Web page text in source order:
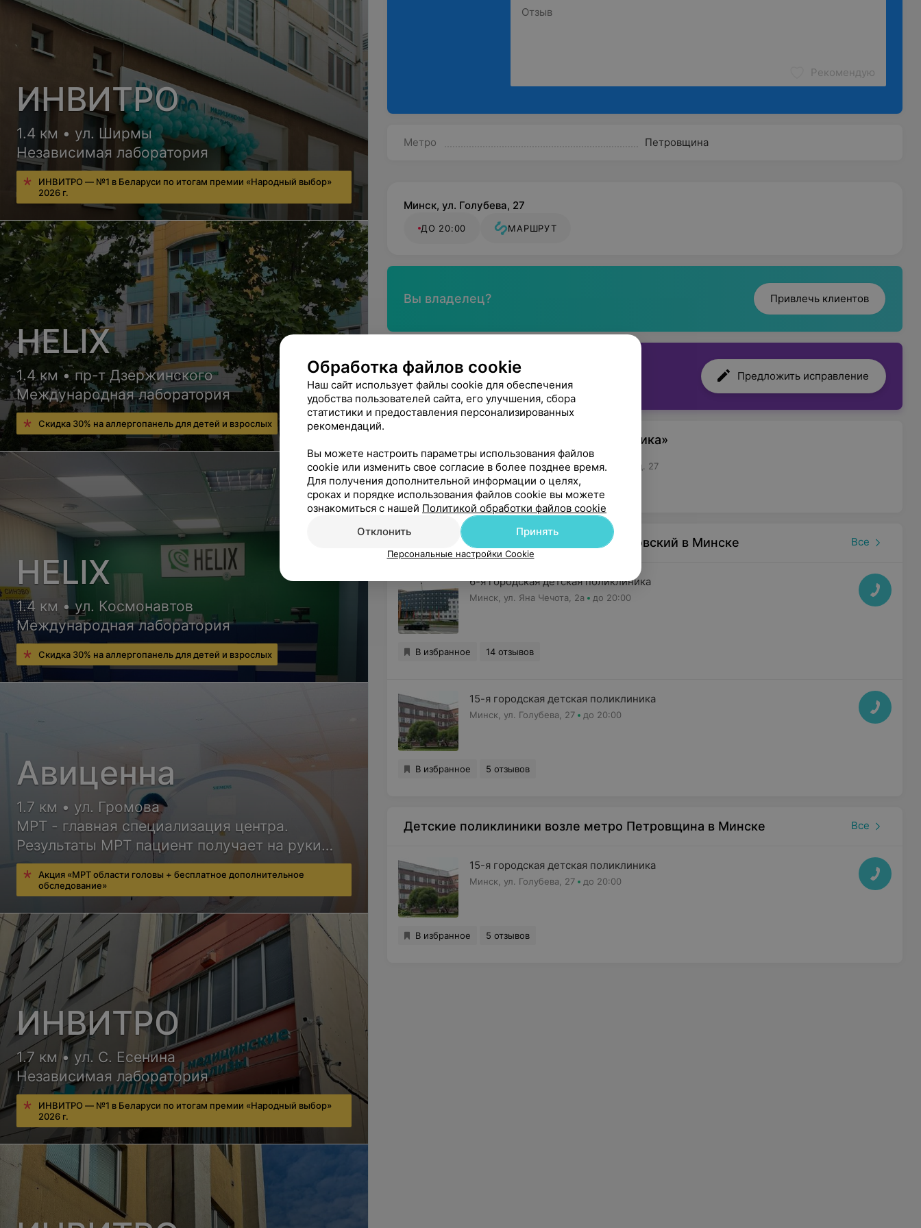
Рекомендую
Метро Петровщина
Минск, ул. Голубева, 27
ДО 20:00 МАРШРУТ
Вы владелец? Привлечь клиентов
Нашли ошибку? Предложить исправление
УЗ «15-я городская детская поликлиника»
Юридический адрес: 220117, г. Минск, ул. Голубева, д. 27
УНП: 100519917
На правах рекламы
Детские поликлиники в районе Московский в Минске Все
6-я городская детская поликлиника
Минск, ул. Яна Чечота, 2а до 20:00
В избранное 14 отзывов
15-я городская детская поликлиника
Минск, ул. Голубева, 27 до 20:00
В избранное 5 отзывов
Детские поликлиники возле метро Петровщина в Минске Все
15-я городская детская поликлиника
Минск, ул. Голубева, 27 до 20:00
В избранное 5 отзывов
ИНВИТРО
1.4 км • ул. Ширмы
Независимая лаборатория
ИНВИТРО — №1 в Беларуси по итогам премии «Народный выбор»
2026 г.
HELIX
1.4 км • пр-т Дзержинского
Международная лаборатория
Скидка 30% на аллергопанель для детей и взрослых
HELIX
1.4 км • ул. Космонавтов
Международная лаборатория
Скидка 30% на аллергопанель для детей и взрослых
Авиценна
1.7 км • ул. Громова
МРТ - главная специализация центра.
Результаты МРТ пациент получает на руки
сразу в день обследования
Акция «МРТ области головы + бесплатное дополнительное
обследование»
ИНВИТРО
1.7 км • ул. С. Есенина
Независимая лаборатория
ИНВИТРО — №1 в Беларуси по итогам премии «Народный выбор»
2026 г.
Обработка файлов cookie
Наш сайт использует файлы cookie для обеспечения
удобства пользователей сайта, его улучшения, сбора
статистики и предоставления персонализированных
рекомендаций.
Вы можете настроить параметры использования файлов
cookie или изменить свое согласие в более позднее время.
Для получения дополнительной информации о целях,
сроках и порядке использования файлов cookie вы можете
ознакомиться с нашей Политикой обработки файлов cookie
Отклонить
Принять
Персональные настройки Cookie